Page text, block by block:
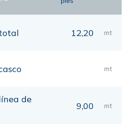
12,20 mt
mt
de
9,00 mt